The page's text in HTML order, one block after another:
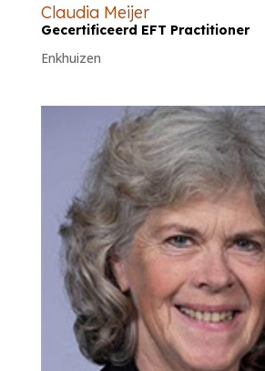
Claudia Meijer
Gecertificeerd EFT Practitioner
Enkhuizen